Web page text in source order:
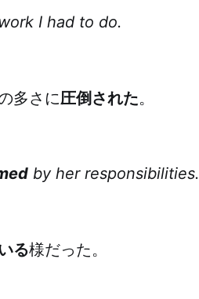
I had to do.
多さに圧倒された。
by her responsibilities.
る様だった。